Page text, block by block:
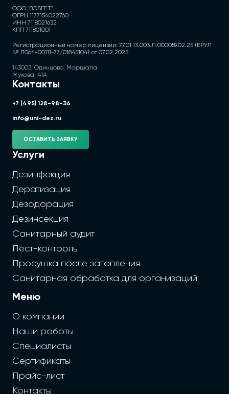
ООО "ВЭБГЕТ"
ОГРН 1177154022760
ИНН 7118021632
КПП 711801001
Регистрационный номер лицензии: 77.01.13.003.Л.000059.02.25 (ЕРУЛ
№ Л064-00111-77/01845104) от 07.02.2025
143003, Одинцово, Маршала
Жукова, 41А
Контакты
+7 (495) 128-98-36
info@uni-dez.ru
ОСТАВИТЬ ЗАЯВКУ
Услуги
Дезинфекция
Дератизация
Дезодорация
Дезинсекция
Санитарный аудит
Пест-контроль
Просушка после затопления
Санитарная обработка для организаций
Меню
О компании
Наши работы
Специалисты
Сертификаты
Прайс-лист
Контакты